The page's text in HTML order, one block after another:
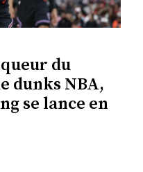
du
dunks NBA,
se lance en